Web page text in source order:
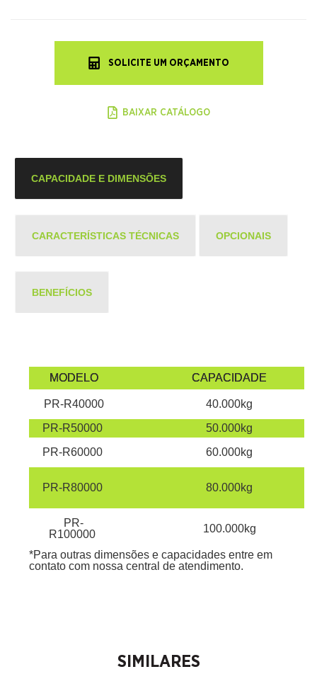
SOLICITE UM ORÇAMENTO
BAIXAR CATÁLOGO
CAPACIDADE E DIMENSÕES
CARACTERÍSTICAS TÉCNICAS OPCIONAIS
BENEFÍCIOS
MODELO CAPACIDADE
PR-R40000
40.000kg
PR-R50000
50.000kg
PR-R60000
60.000kg
PR-R80000 80.000kg
PR-
R100000
100.000kg
*Para outras dimensões e capacidades entre em
contato com nossa central de atendimento.
SIMILARES